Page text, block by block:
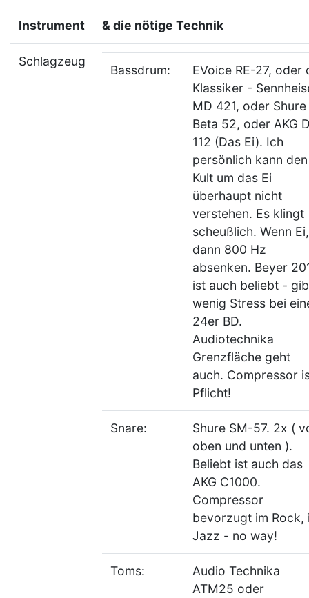
Instrument & die nötige Technik
Schlagzeug
Bassdrum:
EVoice RE-27, oder
Klassiker -
MD 421, oder Shure
Beta 52, oder AKG
112 (Das Ei). Ich
persönlich kann den
Kult um das Ei
überhaupt nicht
verstehen. Es klingt
scheußlich. Wenn Ei,
dann 800 Hz
absenken. Beyer
ist auch beliebt -
wenig Stress bei
24er BD.
Audiotechnika
Grenzfläche geht
auch. Compressor
Pflicht!
Snare:
Shure SM-57. 2x (
oben und unten ).
Beliebt ist auch das
AKG C1000.
Compressor
bevorzugt im Rock,
Jazz - no way!
Toms:
Audio Technika
ATM25 oder